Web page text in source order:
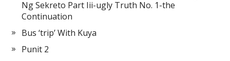
Ng Sekreto Part Iii-ugly Truth No. 1-the
Continuation
Bus ‘trip’ With Kuya
Punit 2